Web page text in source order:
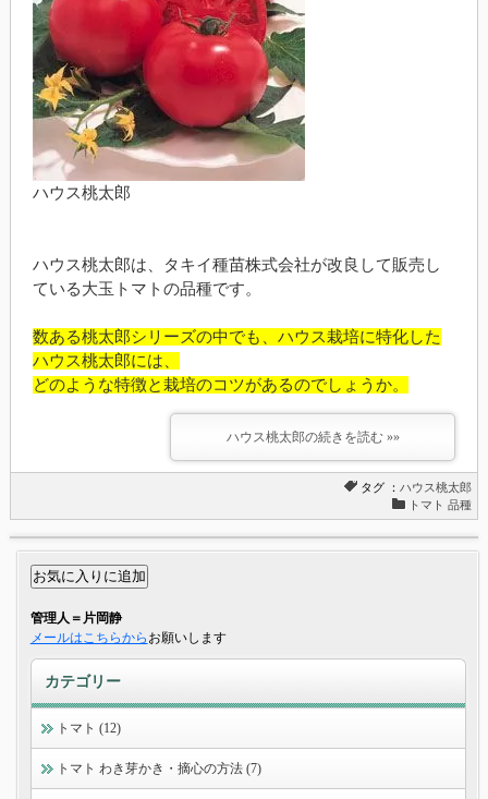
ハウス桃太郎
ハウス桃太郎は、タキイ種苗株式会社が改良して販売し
ている大玉トマトの品種です。
数ある桃太郎シリーズの中でも、ハウス栽培に特化した
ハウス桃太郎には、
どのような特徴と栽培のコツがあるのでしょうか。
ハウス桃太郎の続きを読む »»
タグ ：ハウス桃太郎
トマト 品種
管理人＝片岡静
メールはこちらから お願いします
カテゴリー
トマト (12)
トマト わき芽かき・摘心の方法 (7)